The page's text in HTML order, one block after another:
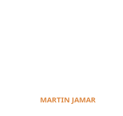
MARTIN JAMAR